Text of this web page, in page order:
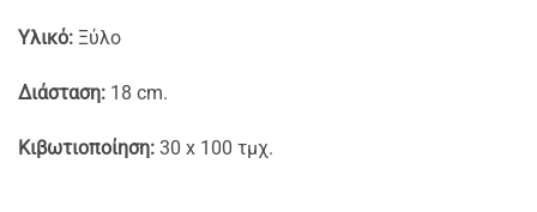
Υλικό: Ξύλο
Διάσταση: 18 cm.
Κιβωτιοποίηση: 30 x 100 τμχ.